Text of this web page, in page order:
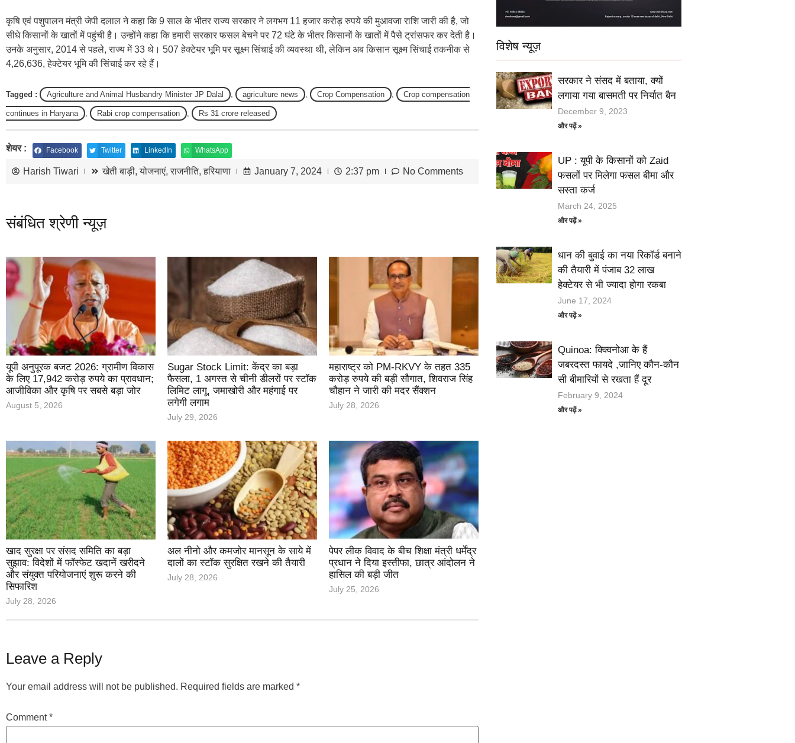
कृषि एवं पशुपालन मंत्री जेपी दलाल ने कहा कि 9 साल के भीतर राज्य सरकार ने लगभग 11 हजार करोड़ रुपये की मुआवजा राशि जारी की है, जो
सीधे किसानों के खातों में पहुंची है। उन्होंने कहा कि हमारी सरकार फसल बेचने पर 72 घंटे के भीतर किसानों के खातों में पैसे ट्रांसफर कर देती है।
उनके अनुसार, 2014 से पहले, राज्य में 33 थे। 507 हेक्टेयर भूमि पर सूक्ष्म सिंचाई की व्यवस्था थी, लेकिन अब किसान सूक्ष्म सिंचाई तकनीक से
4,26,636, हेक्टेयर भूमि की सिंचाई कर रहे हैं।
Tagged : Agriculture and Animal Husbandry Minister JP Dalal agriculture news Crop Compensation Crop compensation
continues in Haryana Rabi crop compensation Rs 31 crore released
शेयर : Facebook Twitter LinkedIn WhatsApp
Harish Tiwari खेती बाड़ी,योजनाएं,राजनीति,हरियाणा January 7, 2024 2:37 pm No Comments
संबंधित श्रेणी न्यूज़
यूपी अनुपूरक बजट 2026: ग्रामीण विकास
के लिए 17,942 करोड़ रुपये का प्रावधान;
आजीविका और कृषि पर सबसे बड़ा जोर
August 5, 2026
Sugar Stock Limit: केंद्र का बड़ा
फैसला, 1 अगस्त से चीनी डीलरों पर स्टॉक
लिमिट लागू, जमाखोरी और महंगाई पर
लगेगी लगाम
July 29, 2026
महाराष्ट्र को PM-RKVY के तहत 335
करोड़ रुपये की बड़ी सौगात, शिवराज सिंह
चौहान ने जारी की मदर सैंक्शन
July 28, 2026
खाद सुरक्षा पर संसद समिति का बड़ा
सुझाव: विदेशों में फॉस्फेट खदानें खरीदने
और संयुक्त परियोजनाएं शुरू करने की
सिफारिश
July 28, 2026
अल नीनो और कमजोर मानसून के साये में
दालों का स्टॉक सुरक्षित रखने की तैयारी
July 28, 2026
पेपर लीक विवाद के बीच शिक्षा मंत्री धर्मेंद्र
प्रधान ने दिया इस्तीफा, छात्र आंदोलन ने
हासिल की बड़ी जीत
July 25, 2026
Leave a Reply
Your email address will not be published. Required fields are marked *
Comment*
विशेष न्यूज़
सरकार ने संसद में बताया, क्यों
लगाया गया बासमती पर निर्यात बैन
December 9, 2023
और पढ़ें »
UP : यूपी के किसानों को Zaid
फसलों पर मिलेगा फसल बीमा और
सस्ता कर्ज
March 24, 2025
और पढ़ें »
धान की बुवाई का नया रिकॉर्ड बनाने
की तैयारी में पंजाब 32 लाख
हेक्टेयर से भी ज्यादा होगा रकबा
June 17, 2024
और पढ़ें »
Quinoa: क्क्विनोआ के हैं
जबरदस्त फायदे ,जानिए कौन-कौन
सी बीमारियों से रखता हैं दूर
February 9, 2024
और पढ़ें »